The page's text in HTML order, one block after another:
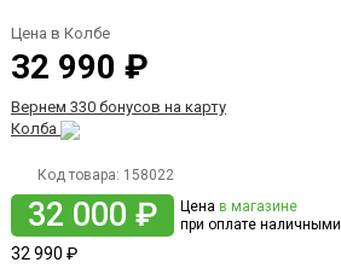
Цена в Колбе
32 990 ₽
Вернем 330 бонусов на карту
Колба
Код товара: 158022
32 000 ₽ Цена в магазине
при оплате наличными
32 990 ₽